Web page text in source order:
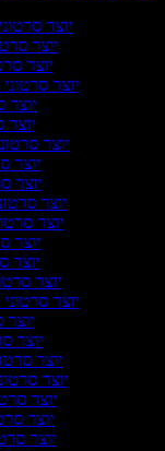
יוצר
יוצר
יוצר
יוצר
יוצר
יוצר
יוצר
יוצר
יוצר
יוצר
יוצר
יוצר
יוצר
יוצר
יוצר סרטוני
יוצר
יוצר
יוצר
יוצר
יוצר
יוצר
יוצר